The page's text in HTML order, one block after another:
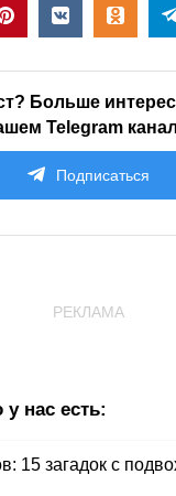
Больше
Telegram
Подписаться
РЕКЛАМА
нас есть:
15 загадок с